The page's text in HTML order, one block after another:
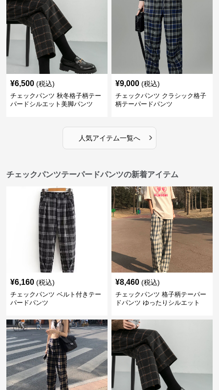
¥6,500 (税込)
チェックパンツ 秋冬格子柄テー
パードシルエット美脚パンツ
¥9,000 (税込)
チェックパンツ クラシック格子
柄テーパードパンツ
人気アイテム一覧へ ›
チェックパンツテーパードパンツの新着アイテム
¥6,160 (税込)
チェックパンツ ベルト付きテー
パードパンツ
¥8,460 (税込)
チェックパンツ 格子柄テーパー
ドパンツ ゆったりシルエット